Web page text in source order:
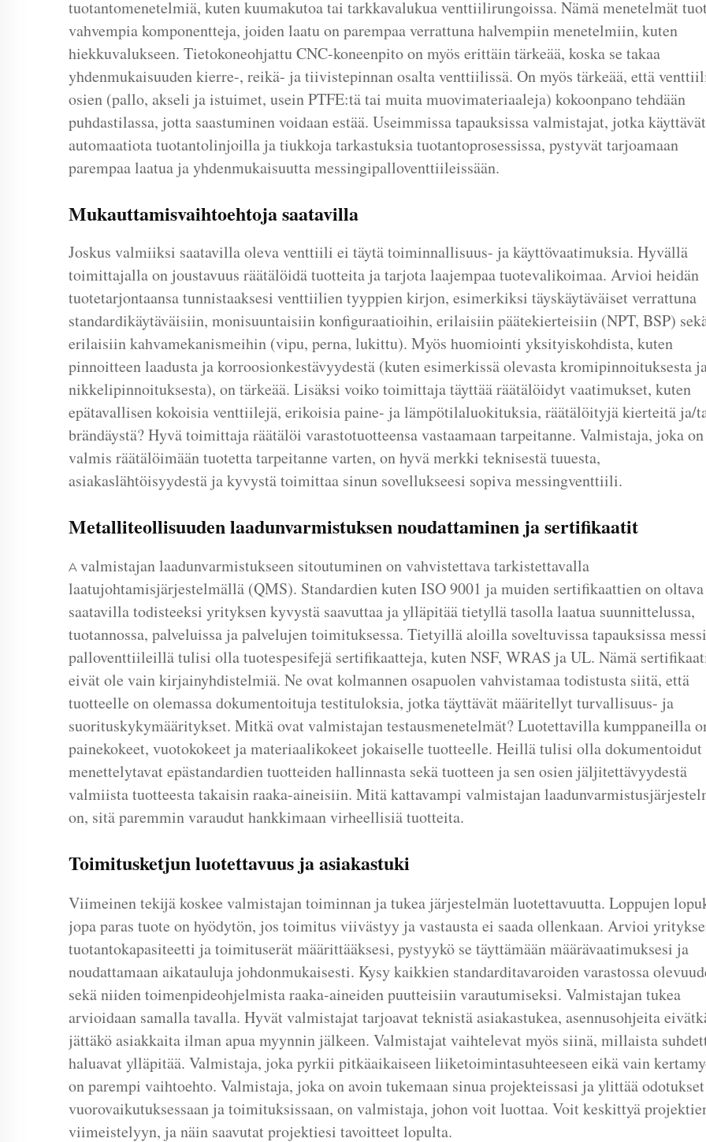
tuotantomenetelmiä, kuten kuumakutoa tai tarkkavalukua venttiilirungoissa. Nämä menetelmät
vahvempia komponentteja, joiden laatu on parempaa verrattuna halvempiin menetelmiin, kuten
hiekkuvalukseen. Tietokoneohjattu CNC-koneenpito on myös erittäin tärkeää, koska se takaa
yhdenmukaisuuden kierre-, reikä- ja tiivistepinnan osalta venttiilissä. On myös tärkeää, että
osien (pallo, akseli ja istuimet, usein PTFE:tä tai muita muovimateriaaleja) kokoonpano tehdään
puhdastilassa, jotta saastuminen voidaan estää. Useimmissa tapauksissa valmistajat, jotka käyttävät
automaatiota tuotantolinjoilla ja tiukkoja tarkastuksia tuotantoprosessissa, pystyvät tarjoamaan
parempaa laatua ja yhdenmukaisuutta messingipalloventtiileissään.
Mukauttamisvaihtoehtoja saatavilla
Joskus valmiiksi saatavilla oleva venttiili ei täytä toiminnallisuus- ja käyttövaatimuksia. Hyvällä
toimittajalla on joustavuus räätälöidä tuotteita ja tarjota laajempaa tuotevalikoimaa. Arvioi heidän
tuotetarjontaansa tunnistaaksesi venttiilien tyyppien kirjon, esimerkiksi täyskäytäväiset verrattuna
standardikäytäväisiin, monisuuntaisiin konfiguraatioihin, erilaisiin päätekierteisiin (NPT, BSP)
erilaisiin kahvamekanismeihin (vipu, perna, lukittu). Myös huomiointi yksityiskohdista, kuten
pinnoitteen laadusta ja korroosionkestävyydestä (kuten esimerkissä olevasta kromipinnoituksesta
nikkelipinnoituksesta), on tärkeää. Lisäksi voiko toimittaja täyttää räätälöidyt vaatimukset, kuten
epätavallisen kokoisia venttiilejä, erikoisia paine- ja lämpötilaluokituksia, räätälöityjä kierteitä ja/
brändäystä? Hyvä toimittaja räätälöi varastotuotteensa vastaamaan tarpeitanne. Valmistaja, joka on
valmis räätälöimään tuotetta tarpeitanne varten, on hyvä merkki teknisestä tuuesta,
asiakaslähtöisyydestä ja kyvystä toimittaa sinun sovellukseesi sopiva messingventtiili.
Metalliteollisuuden laadunvarmistuksen noudattaminen ja sertifikaatit
A valmistajan laadunvarmistukseen sitoutuminen on vahvistettava tarkistettavalla
laatujohtamisjärjestelmällä (QMS). Standardien kuten ISO 9001 ja muiden sertifikaattien on oltava
saatavilla todisteeksi yrityksen kyvystä saavuttaa ja ylläpitää tietyllä tasolla laatua suunnittelussa,
tuotannossa, palveluissa ja palvelujen toimituksessa. Tietyillä aloilla soveltuvissa tapauksissa
palloventtiileillä tulisi olla tuotespesifejä sertifikaatteja, kuten NSF, WRAS ja UL. Nämä
eivät ole vain kirjainyhdistelmiä. Ne ovat kolmannen osapuolen vahvistamaa todistusta siitä, että
tuotteelle on olemassa dokumentoituja testituloksia, jotka täyttävät määritellyt turvallisuus- ja
suorituskykymääritykset. Mitkä ovat valmistajan testausmenetelmät? Luotettavilla kumppaneilla
painekokeet, vuotokokeet ja materiaalikokeet jokaiselle tuotteelle. Heillä tulisi olla dokumentoidut
menettelytavat epästandardien tuotteiden hallinnasta sekä tuotteen ja sen osien jäljitettävyydestä
valmiista tuotteesta takaisin raaka-aineisiin. Mitä kattavampi valmistajan
on, sitä paremmin varaudut hankkimaan virheellisiä tuotteita.
Toimitusketjun luotettavuus ja asiakastuki
Viimeinen tekijä koskee valmistajan toiminnan ja tukea järjestelmän luotettavuutta. Loppujen
jopa paras tuote on hyödytön, jos toimitus viivästyy ja vastausta ei saada ollenkaan. Arvioi
tuotantokapasiteetti ja toimituserät määrittääksesi, pystyykö se täyttämään määrävaatimuksesi ja
noudattamaan aikatauluja johdonmukaisesti. Kysy kaikkien standarditavaroiden varastossa
sekä niiden toimenpideohjelmista raaka-aineiden puutteisiin varautumiseksi. Valmistajan tukea
arvioidaan samalla tavalla. Hyvät valmistajat tarjoavat teknistä asiakastukea, asennusohjeita
jättäkö asiakkaita ilman apua myynnin jälkeen. Valmistajat vaihtelevat myös siinä, millaista
haluavat ylläpitää. Valmistaja, joka pyrkii pitkäaikaiseen liiketoimintasuhteeseen eikä vain
on parempi vaihtoehto. Valmistaja, joka on avoin tukemaan sinua projekteissasi ja ylittää odotukset
vuorovaikutuksessaan ja toimituksissaan, on valmistaja, johon voit luottaa. Voit keskittyä
viimeistelyyn, ja näin saavutat projektiesi tavoitteet lopulta.